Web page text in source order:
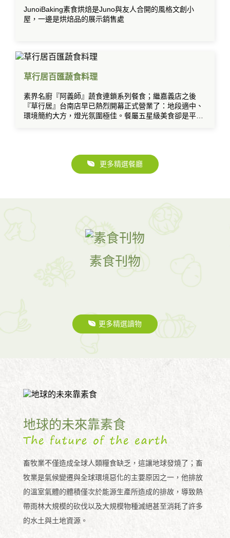
JunoiBaking素食烘焙是Juno與友人合開的風格文創小
屋，一邊是烘焙品的展示銷售處
草行居百匯蔬食料理
素界名廚『阿義師』蔬食連鎖系列餐食；繼嘉義店之後
『草行居』台南店早已熱烈開幕正式營業了：地段適中、
環境簡約大方，燈光氛圍極佳。餐屬五星級美食卻是平價
更多精選餐廳
素食刊物
更多精選讀物
地球的未來靠素食
畜牧業不僅造成全球人類糧食缺乏，這讓地球發燒了；畜
牧業是氣候變遷與全球環境惡化的主要原因之一，他排放
的溫室氣體的體積僅次於能源生產所造成的排故，導致熱
帶雨林大規模的砍伐以及大規模物種滅絕甚至消耗了許多
的水土與土地資源。